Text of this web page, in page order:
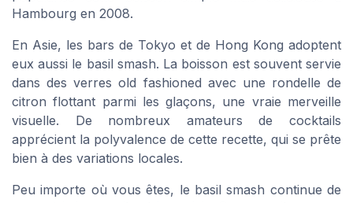
Hambourg en 2008.
En Asie, les bars de Tokyo et de Hong Kong adoptent
eux aussi le basil smash. La boisson est souvent servie
dans des verres old fashioned avec une rondelle de
citron flottant parmi les glaçons, une vraie merveille
visuelle. De nombreux amateurs de cocktails
apprécient la polyvalence de cette recette, qui se prête
bien à des variations locales.
Peu importe où vous êtes, le basil smash continue de